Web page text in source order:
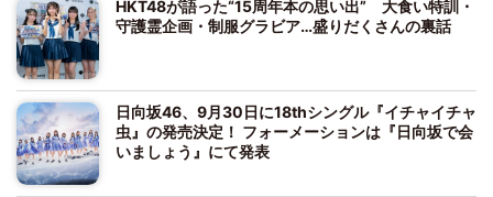
HKT48が語った“15周年本の思い出” 大食い特訓・
守護霊企画・制服グラビア…盛りだくさんの裏話
日向坂46、9月30日に18thシングル『イチャイチャ
虫』の発売決定！ フォーメーションは『日向坂で会
いましょう』にて発表